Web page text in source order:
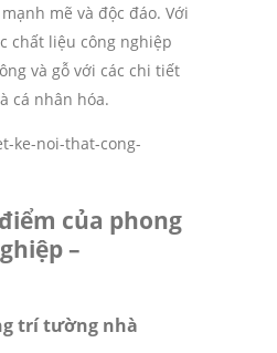
mẽ và độc đáo. Với
chất liệu công nghiệp
và gỗ với các chi tiết
cá nhân hóa.
của phong
–
trí tường nhà